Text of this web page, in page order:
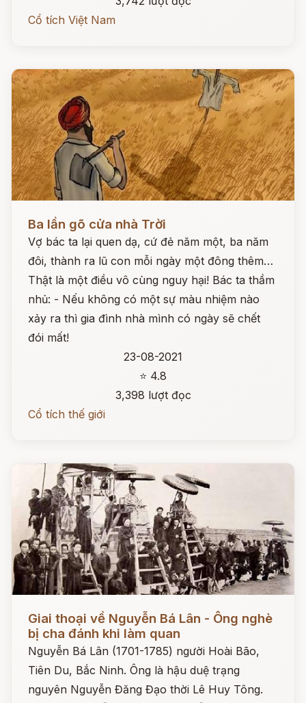
Cổ tích Việt Nam
Đọc ngay
Ba lần gõ cửa nhà Trời
Vợ bác ta lại quen dạ, cứ đẻ năm một, ba năm
đôi, thành ra lũ con mỗi ngày một đông thêm…
Thật là một điều vô cùng nguy hại! Bác ta thầm
nhủ: - Nếu không có một sự màu nhiệm nào
xảy ra thì gia đình nhà mình có ngày sẽ chết
đói mất!
23-08-2021
⭐ 4.8
3,398 lượt đọc
Cổ tích thế giới
Giai thoại về Nguyễn Bá Lân - Ông nghè
bị cha đánh khi làm quan
Nguyễn Bá Lân (1701-1785) người Hoài Bão,
Tiên Du, Bắc Ninh. Ông là hậu duệ trạng
nguyên Nguyễn Đăng Đạo thời Lê Huy Tông.